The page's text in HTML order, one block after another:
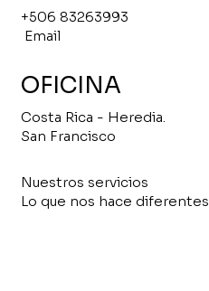
+506 83263993
Email
OFICINA
Costa Rica - Heredia.
San Francisco
Nuestros servicios
Lo que nos hace diferentes